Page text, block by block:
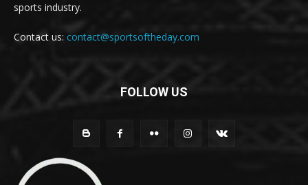
sports industry.
Contact us: contact@sportsoftheday.com
FOLLOW US